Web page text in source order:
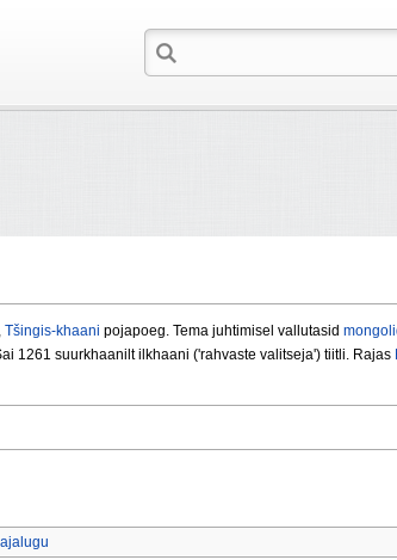
Tšingis-khaani pojapoeg. Tema juhtimisel vallutasid
1261 suurkhaanilt ilkhaani ('rahvaste valitseja') tiitli. Rajas